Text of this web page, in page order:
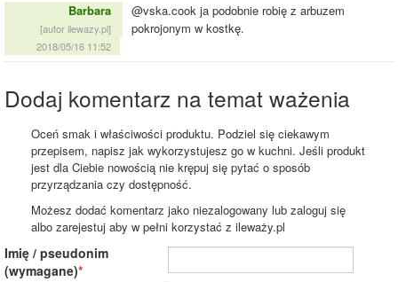
Barbara
[autor ilewazy.pl]
2018/05/16 11:52
@vska.cook ja podobnie robię z arbuzem
pokrojonym w kostkę.
Dodaj komentarz na temat ważenia
Oceń smak i właściwości produktu. Podziel się ciekawym
przepisem, napisz jak wykorzystujesz go w kuchni. Jeśli produkt
jest dla Ciebie nowością nie krępuj się pytać o sposób
przyrządzania czy dostępność.
Możesz dodać komentarz jako niezalogowany lub zaloguj się
albo zarejestuj aby w pełni korzystać z ileważy.pl
Imię / pseudonim
(wymagane)